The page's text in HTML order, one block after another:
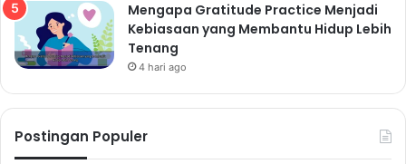
Mengapa Gratitude Practice Menjadi
Kebiasaan yang Membantu Hidup Lebih
Tenang
4 hari ago
Postingan Populer